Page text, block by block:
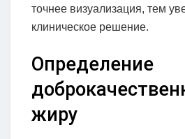
точнее визуализация, тем
клиническое решение.
Определение
жиру